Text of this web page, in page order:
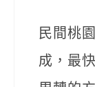
民間桃
成，最